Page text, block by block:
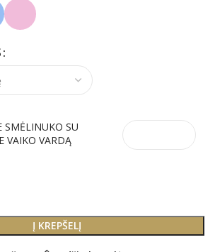
SMĖLINUKO SU
VAIKO VARDĄ
Į KREPŠELĮ